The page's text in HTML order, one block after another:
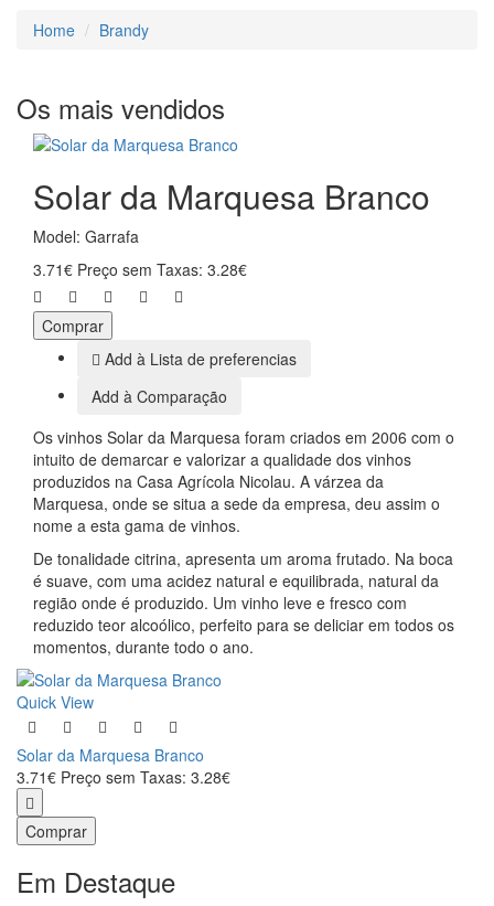
Home
Brandy
Os mais vendidos
Solar da Marquesa Branco
Model: Garrafa
3.71€ Preço sem Taxas: 3.28€
Comprar
Add à Lista de preferencias
Add à Comparação
Os vinhos Solar da Marquesa foram criados em 2006 com o
intuito de demarcar e valorizar a qualidade dos vinhos
produzidos na Casa Agrícola Nicolau. A várzea da
Marquesa, onde se situa a sede da empresa, deu assim o
nome a esta gama de vinhos.
De tonalidade citrina, apresenta um aroma frutado. Na boca
é suave, com uma acidez natural e equilibrada, natural da
região onde é produzido. Um vinho leve e fresco com
reduzido teor alcoólico, perfeito para se deliciar em todos os
momentos, durante todo o ano.
Quick View
Solar da Marquesa Branco
3.71€ Preço sem Taxas: 3.28€
Comprar
Em Destaque